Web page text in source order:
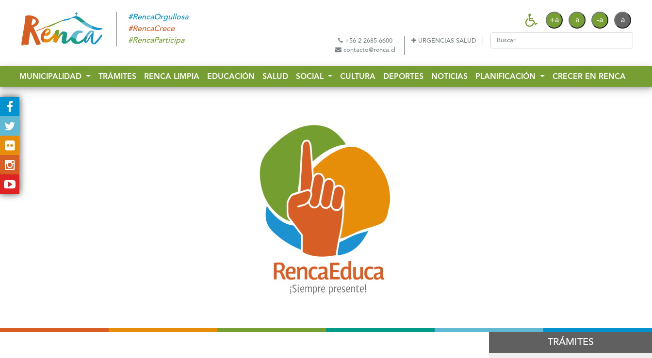
#RencaOrgullosa
#RencaCrece
#RencaParticipa
+a a -a a
+56 2 2685 6600
contacto@renca.cl
URGENCIAS SALUD
MUNICIPALIDAD TRÁMITES RENCA LIMPIA EDUCACIÓN SALUD SOCIAL CULTURA DEPORTES NOTICIAS PLANIFICACIÓN CRECER EN RENCA
TRÁMITES